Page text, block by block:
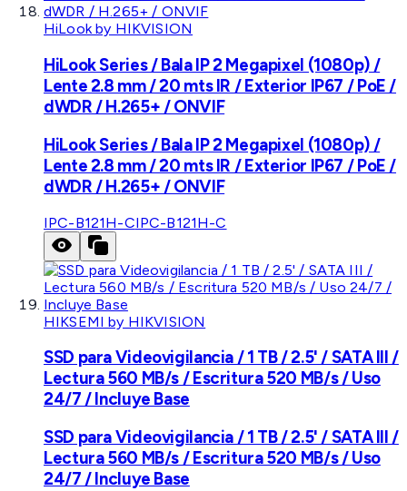
HiLook by HIKVISION
HiLook Series / Bala IP 2 Megapixel (1080p) /
Lente 2.8 mm / 20 mts IR / Exterior IP67 / PoE /
dWDR / H.265+ / ONVIF
HiLook Series / Bala IP 2 Megapixel (1080p) /
Lente 2.8 mm / 20 mts IR / Exterior IP67 / PoE /
dWDR / H.265+ / ONVIF
IPC-B121H-CIPC-B121H-C
HIKSEMI by HIKVISION
SSD para Videovigilancia / 1 TB / 2.5' / SATA III /
Lectura 560 MB/s / Escritura 520 MB/s / Uso
24/7 / Incluye Base
SSD para Videovigilancia / 1 TB / 2.5' / SATA III /
Lectura 560 MB/s / Escritura 520 MB/s / Uso
24/7 / Incluye Base